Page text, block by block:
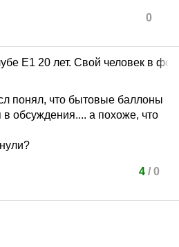
0
понял, что бытовые баллоны
обсуждения.... а похоже, что
4/ 0